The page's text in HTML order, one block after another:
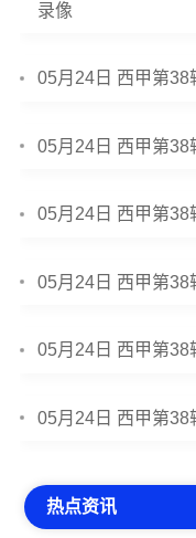
录像
05月24日 西甲第38
05月24日 西甲第38
05月24日 西甲第38
05月24日 西甲第38
05月24日 西甲第38
05月24日 西甲第38
热点资讯